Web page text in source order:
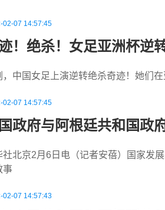
02-07 14:57:45
！绝杀！女足亚洲杯逆
，中国女足上演逆转绝杀奇迹！她们
02-07 14:57:45
政府与阿根廷共和国政
社北京2月6日电（记者安蓓）国家发
事
02-07 14:57:43